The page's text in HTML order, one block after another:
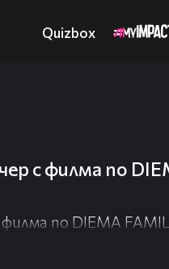
Quizbox
с филма по
по DIEMA